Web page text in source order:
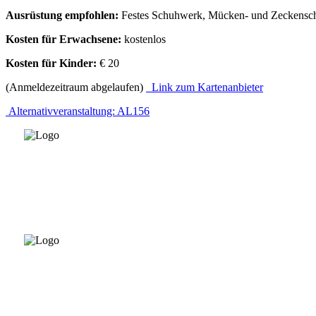
Ausrüstung empfohlen: Festes Schuhwerk, Mücken- und
Kosten für Erwachsene: kostenlos
Kosten für Kinder: € 20
(Anmeldezeitraum abgelaufen)
Link zum Kartenanbieter
Alternativveranstaltung: AL156